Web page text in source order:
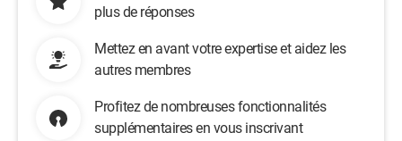
plus de réponses
Mettez en avant votre expertise et aidez les
autres membres
Profitez de nombreuses fonctionnalités
supplémentaires en vous inscrivant